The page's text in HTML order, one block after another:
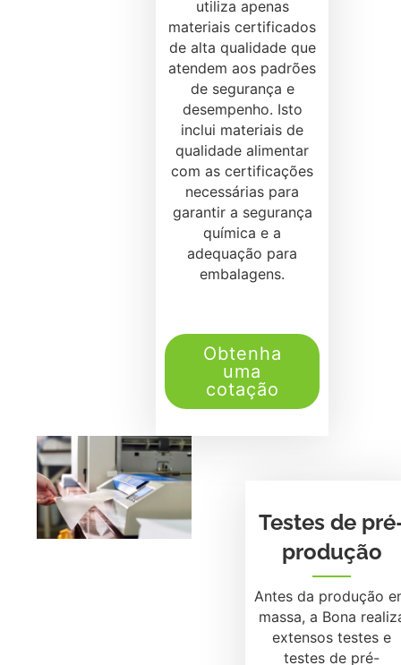
utiliza apenas
materiais certificados
de alta qualidade que
atendem aos padrões
de segurança e
desempenho. Isto
inclui materiais de
qualidade alimentar
com as certificações
necessárias para
garantir a segurança
química e a
adequação para
embalagens.
Obtenha
uma
cotação
Testes de
produção
Antes da produção
massa, a Bona
extensos testes e
testes de pré-